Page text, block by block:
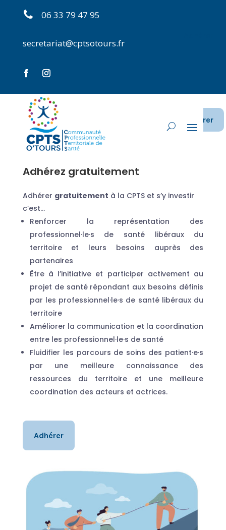
06 33 79 47 95
secretariat@cptsotours.fr
Adhérer
Adhérez gratuitement
Adhérer gratuitement à la CPTS et s’y investir
c’est…
Renforcer la représentation des
professionnel·le·s de santé libéraux du
territoire et leurs besoins auprès des
partenaires
Être à l’initiative et participer activement au
projet de santé répondant aux besoins définis
par les professionnel·le·s de santé libéraux du
territoire
Améliorer la communication et la coordination
entre les professionnel·le·s de santé
Fluidifier les parcours de soins des patient·e·s
par une meilleure connaissance des
ressources du territoire et une meilleure
coordination des acteurs et actrices.
Adhérer